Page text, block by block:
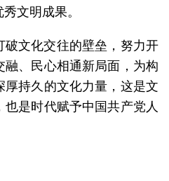
文明成果。
破文化交往的壁垒，努力开
、民心相通新局面，为构
持久的文化力量，这是文
是时代赋予中国共产党人